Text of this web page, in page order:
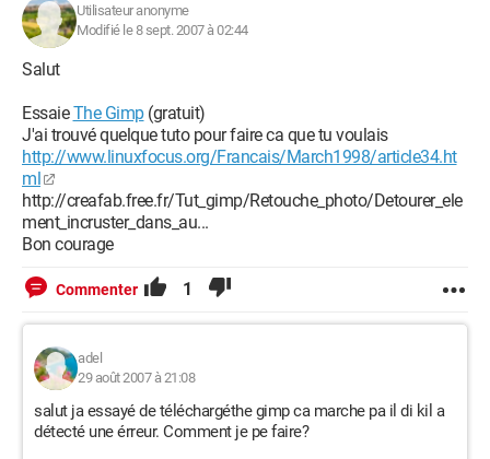
Utilisateur anonyme
Modifié le 8 sept. 2007 à 02:44
Salut
EssaieThe Gimp(gratuit)
J'ai trouvé quelque tuto pour faire ca que tu voulais
http://www.linuxfocus.org/Francais/March1998/article34.ht
ml
http://creafab.free.fr/Tut_gimp/Retouche_photo/Detourer_ele
ment_incruster_dans_au...
Bon courage
Commenter 1
adel
29 août 2007 à 21:08
salut ja essayé de téléchargéthe gimp ca marche pa il di kil a
détecté une érreur. Comment je pe faire?